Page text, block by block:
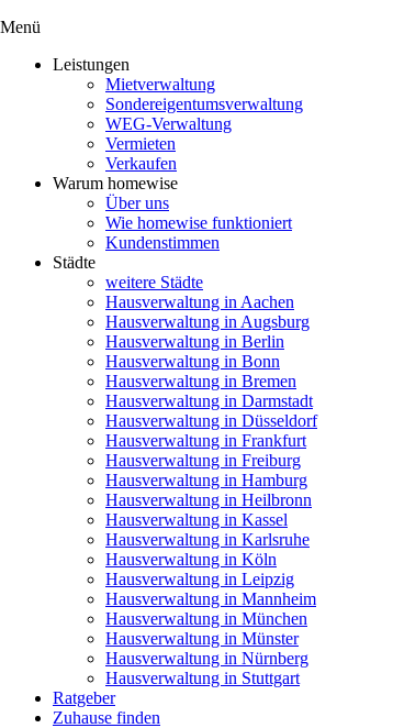
Menü
Leistungen
Mietverwaltung
Sondereigentumsverwaltung
WEG-Verwaltung
Vermieten
Verkaufen
Warum homewise
Über uns
Wie homewise funktioniert
Kundenstimmen
Städte
weitere Städte
Hausverwaltung in Aachen
Hausverwaltung in Augsburg
Hausverwaltung in Berlin
Hausverwaltung in Bonn
Hausverwaltung in Bremen
Hausverwaltung in Darmstadt
Hausverwaltung in Düsseldorf
Hausverwaltung in Frankfurt
Hausverwaltung in Freiburg
Hausverwaltung in Hamburg
Hausverwaltung in Heilbronn
Hausverwaltung in Kassel
Hausverwaltung in Karlsruhe
Hausverwaltung in Köln
Hausverwaltung in Leipzig
Hausverwaltung in Mannheim
Hausverwaltung in München
Hausverwaltung in Münster
Hausverwaltung in Nürnberg
Hausverwaltung in Stuttgart
Ratgeber
Zuhause finden